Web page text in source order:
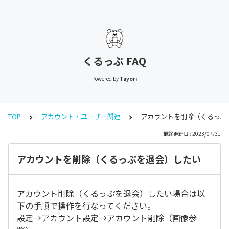
くるっぷ FAQ
Powered by Tayori
TOP アカウント・ユーザー関連 アカウントを削除（くるっ
最終更新日 : 2023/07/31
アカウントを削除（くるっぷを退会）したい
アカウント削除（くるっぷを退会）したい場合は以
下の手順で操作を行なってください。
設定→アカウント設定→アカウント削除（画像参